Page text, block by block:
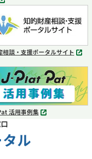
開
相談・支援ポータルサイト
別
タ
開
く
活用事例集
別
ル